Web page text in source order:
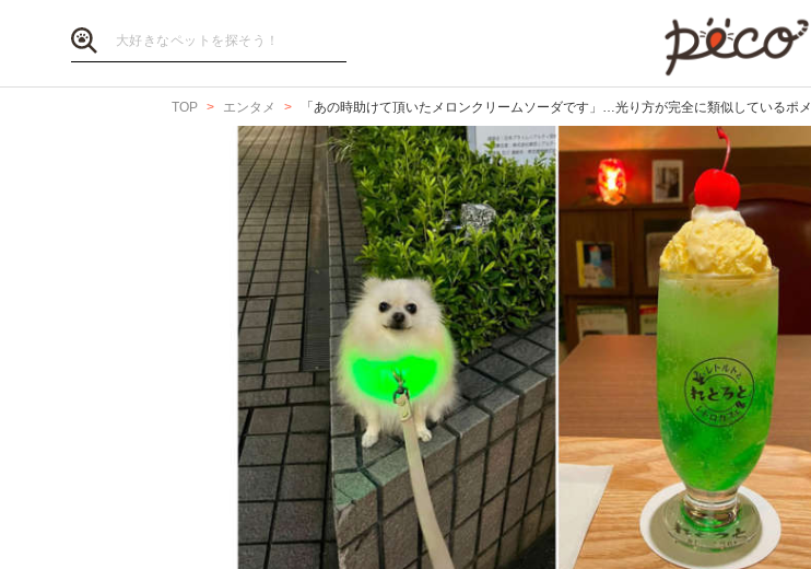
TOP エンタメ 「あの時助けて頂いたメロンクリームソーダです」…光り方が完全に類似しているポメ